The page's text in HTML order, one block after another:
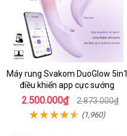
Máy rung Svakom DuoGlow 5in1
điều khiển app cực sướng
2.500.000₫ 2.873.000₫
(1,960)